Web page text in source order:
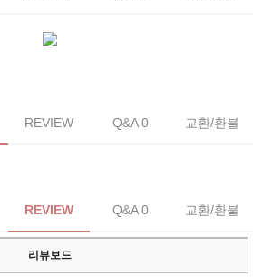
REVIEW Q&A 0 교환/환불
REVIEW Q&A 0 교환/환불
리뷰보드